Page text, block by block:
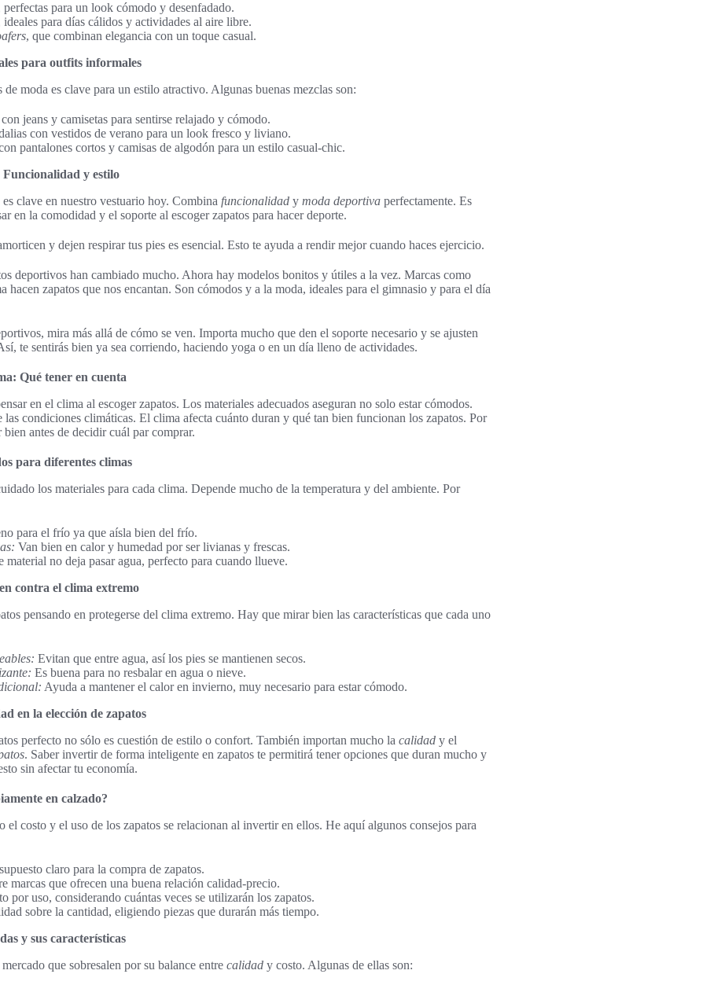
perfectas para un look cómodo y desenfadado.
ideales para días cálidos y actividades al aire libre.
, que combinan elegancia con un toque casual.
para outfits informales
moda es clave para un estilo atractivo. Algunas buenas mezclas son:
jeans y camisetas para sentirse relajado y cómodo.
con vestidos de verano para un look fresco y liviano.
pantalones cortos y camisas de algodón para un estilo casual-chic.
y estilo
clave en nuestro vestuario hoy. Combina funcionalidad y moda deportiva perfectamente. Es
en la comodidad y el soporte al escoger zapatos para hacer deporte.
y dejen respirar tus pies es esencial. Esto te ayuda a rendir mejor cuando haces ejercicio.
deportivos han cambiado mucho. Ahora hay modelos bonitos y útiles a la vez. Marcas como
hacen zapatos que nos encantan. Son cómodos y a la moda, ideales para el gimnasio y para el día
mira más allá de cómo se ven. Importa mucho que den el soporte necesario y se ajusten
te sentirás bien ya sea corriendo, haciendo yoga o en un día lleno de actividades.
Qué tener en cuenta
en el clima al escoger zapatos. Los materiales adecuados aseguran no solo estar cómodos.
las condiciones climáticas. El clima afecta cuánto duran y qué tan bien funcionan los zapatos. Por
bien antes de decidir cuál par comprar.
para diferentes climas
los materiales para cada clima. Depende mucho de la temperatura y del ambiente. Por
para el frío ya que aísla bien del frío.
Van bien en calor y humedad por ser livianas y frescas.
material no deja pasar agua, perfecto para cuando llueve.
contra el clima extremo
pensando en protegerse del clima extremo. Hay que mirar bien las características que cada uno
Evitan que entre agua, así los pies se mantienen secos.
Es buena para no resbalar en agua o nieve.
Ayuda a mantener el calor en invierno, muy necesario para estar cómodo.
en la elección de zapatos
perfecto no sólo es cuestión de estilo o confort. También importan mucho la calidad y el
. Saber invertir de forma inteligente en zapatos te permitirá tener opciones que duran mucho y
sin afectar tu economía.
en calzado?
el costo y el uso de los zapatos se relacionan al invertir en ellos. He aquí algunos consejos para
claro para la compra de zapatos.
marcas que ofrecen una buena relación calidad-precio.
por uso, considerando cuántas veces se utilizarán los zapatos.
sobre la cantidad, eligiendo piezas que durarán más tiempo.
y sus características
que sobresalen por su balance entre calidad y costo. Algunas de ellas son: